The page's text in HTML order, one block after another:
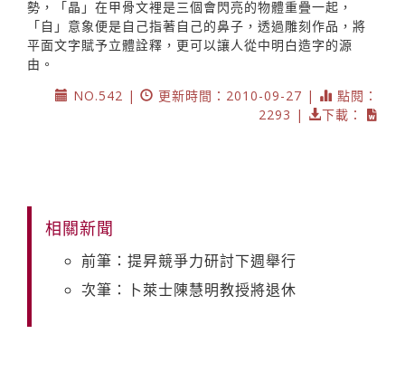
勢，「晶」在甲骨文裡是三個會閃亮的物體重疊一起，
「自」意象便是自己指著自己的鼻子，透過雕刻作品，將
平面文字賦予立體詮釋，更可以讓人從中明白造字的源
由。
NO.542 |
更新時間：2010-09-27 |
點閱：
2293 |
下載：
相關新聞
前筆：提昇競爭力研討下週舉行
次筆：卜萊士陳慧明教授將退休